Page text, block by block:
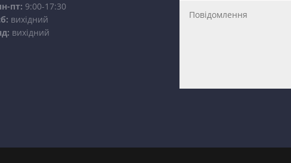
пт: 9:00-17:30
вихідний
вихідний